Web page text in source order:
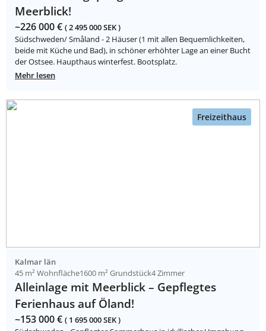
Meerblick!
~226 000 € ( 2 495 000 SEK )
Südschweden/ Småland - 2 Häuser (1 mit allen Bequemlichkeiten,
beide mit Küche und Bad), in schöner erhöhter Lage an einer Bucht
der Ostsee. Haupthaus winterfest. Bootsplatz.
Mehr lesen
Freizeithaus
Kalmar län
45 m² Wohnfläche1600 m² Grundstück4 Zimmer
Alleinlage mit Meerblick – Gepflegtes
Ferienhaus auf Öland!
~153 000 € ( 1 695 000 SEK )